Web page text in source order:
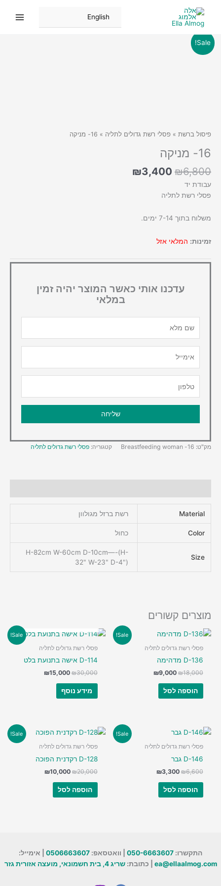
English
Sale!
פיסול ברשת » פסלי רשת גדולים לתליה » 16- מניקה
16- מניקה
₪6,800
המחיר
היה:
₪3,400
עבודת יד
פסלי רשת לתליה
משלוח בתוך 7-14 ימים.
זמינות: המלאי אזל
עדכנו אותי כאשר המוצר יהיה זמין
במלאי
מק"ט: 16- Breastfeeding woman קטגוריה: פסלי רשת גדולים לתליה
Material רשת ברזל מגולוון
Color כחול
Size
H-82cm W-60cm D-10cm—-(H-
32" W-23" D-4")
מוצרים קשורים
Sale!
פסלי רשת גדולים לתליה
D-136 מדהימה
₪18,000
המחיר
היה:
₪18,000.
₪9,000
המחיר
הוספה לסל
Sale!
פסלי רשת גדולים לתליה
D-114 אישה בתנועת בלט
₪30,000
המחיר
היה:
₪30,000.
₪15,000
המחיר
מידע נוסף
Sale!
פסלי רשת גדולים לתליה
D-146 גבר
₪6,600
המחיר
היה:
₪3,300
המחיר
הוספה לסל
Sale!
פסלי רשת גדולים לתליה
D-128 רקדנית הפוכה
₪20,000
המחיר
היה:
₪10,000
המחיר
הוספה לסל
התקשרו: 050-6663607 | וואטסאפ: 0506663607 | אימייל:
ea@ellaalmog.com | כתובת:שריג 4, בית חשמונאי, מועצה אזורית גזר